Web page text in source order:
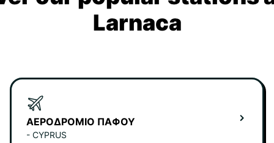
Larnaca
ΑΕΡΟΔΡΌΜΙΟ ΠΆΦΟΥ
- CYPRUS